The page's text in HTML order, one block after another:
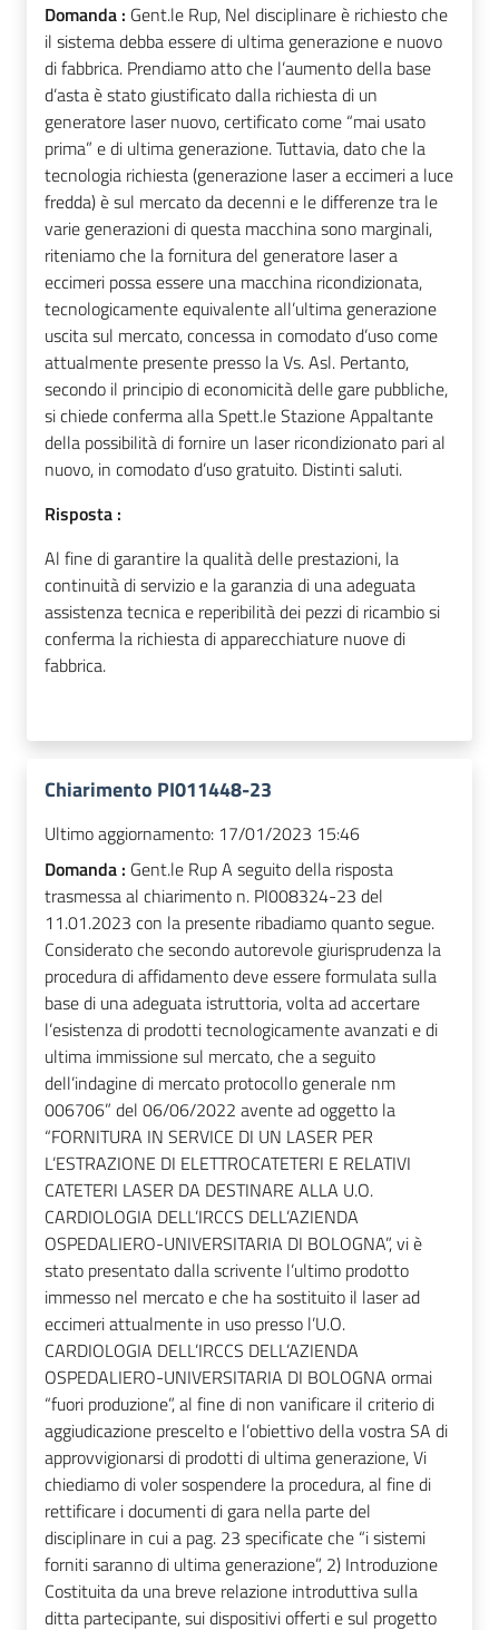
Domanda : Gent.le Rup, Nel disciplinare è richiesto che
il sistema debba essere di ultima generazione e nuovo
di fabbrica. Prendiamo atto che l’aumento della base
d’asta è stato giustificato dalla richiesta di un
generatore laser nuovo, certificato come “mai usato
prima” e di ultima generazione. Tuttavia, dato che la
tecnologia richiesta (generazione laser a eccimeri a luce
fredda) è sul mercato da decenni e le differenze tra le
varie generazioni di questa macchina sono marginali,
riteniamo che la fornitura del generatore laser a
eccimeri possa essere una macchina ricondizionata,
tecnologicamente equivalente all’ultima generazione
uscita sul mercato, concessa in comodato d’uso come
attualmente presente presso la Vs. Asl. Pertanto,
secondo il principio di economicità delle gare pubbliche,
si chiede conferma alla Spett.le Stazione Appaltante
della possibilità di fornire un laser ricondizionato pari al
nuovo, in comodato d’uso gratuito. Distinti saluti.
Risposta :
Al fine di garantire la qualità delle prestazioni, la
continuità di servizio e la garanzia di una adeguata
assistenza tecnica e reperibilità dei pezzi di ricambio si
conferma la richiesta di apparecchiature nuove di
fabbrica.
Chiarimento PI011448-23
Ultimo aggiornamento: 17/01/2023 15:46
Domanda : Gent.le Rup A seguito della risposta
trasmessa al chiarimento n. PI008324-23 del
11.01.2023 con la presente ribadiamo quanto segue.
Considerato che secondo autorevole giurisprudenza la
procedura di affidamento deve essere formulata sulla
base di una adeguata istruttoria, volta ad accertare
l’esistenza di prodotti tecnologicamente avanzati e di
ultima immissione sul mercato, che a seguito
dell’indagine di mercato protocollo generale nm
006706” del 06/06/2022 avente ad oggetto la
“FORNITURA IN SERVICE DI UN LASER PER
L’ESTRAZIONE DI ELETTROCATETERI E RELATIVI
CATETERI LASER DA DESTINARE ALLA U.O.
CARDIOLOGIA DELL’IRCCS DELL’AZIENDA
OSPEDALIERO-UNIVERSITARIA DI BOLOGNA”, vi è
stato presentato dalla scrivente l’ultimo prodotto
immesso nel mercato e che ha sostituito il laser ad
eccimeri attualmente in uso presso l’U.O.
CARDIOLOGIA DELL’IRCCS DELL’AZIENDA
OSPEDALIERO-UNIVERSITARIA DI BOLOGNA ormai
“fuori produzione”, al fine di non vanificare il criterio di
aggiudicazione prescelto e l’obiettivo della vostra SA di
approvvigionarsi di prodotti di ultima generazione, Vi
chiediamo di voler sospendere la procedura, al fine di
rettificare i documenti di gara nella parte del
disciplinare in cui a pag. 23 specificate che “i sistemi
forniti saranno di ultima generazione”, 2) Introduzione
Costituita da una breve relazione introduttiva sulla
ditta partecipante, sui dispositivi offerti e sul progetto